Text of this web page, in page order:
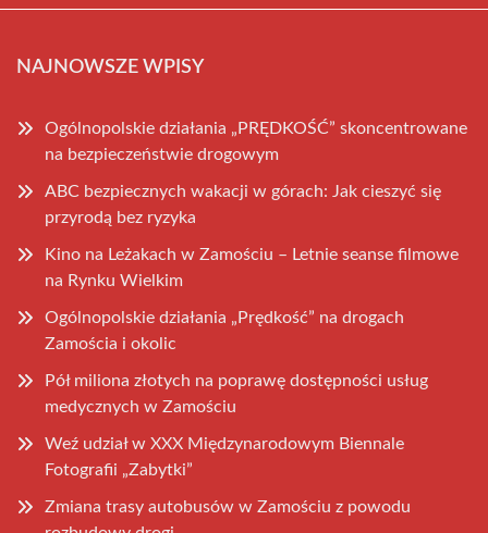
NAJNOWSZE WPISY
Ogólnopolskie działania „PRĘDKOŚĆ” skoncentrowane
na bezpieczeństwie drogowym
ABC bezpiecznych wakacji w górach: Jak cieszyć się
przyrodą bez ryzyka
Kino na Leżakach w Zamościu – Letnie seanse filmowe
na Rynku Wielkim
Ogólnopolskie działania „Prędkość” na drogach
Zamościa i okolic
Pół miliona złotych na poprawę dostępności usług
medycznych w Zamościu
Weź udział w XXX Międzynarodowym Biennale
Fotografii „Zabytki”
Zmiana trasy autobusów w Zamościu z powodu